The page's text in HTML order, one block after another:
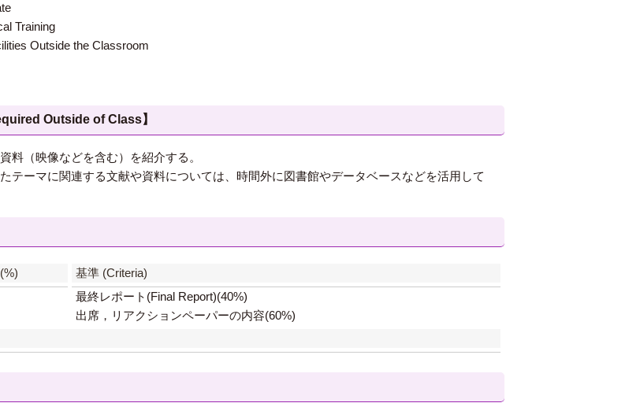
Training
Outside the Classroom
Outside of Class】
料（映像などを含む）を紹介する。
テーマに関連する文献や資料については、時間外に図書館やデータベースなどを活用して
基準 (Criteria)
最終レポート(Final Report)(40%)
出席，リアクションペーパーの内容(60%)